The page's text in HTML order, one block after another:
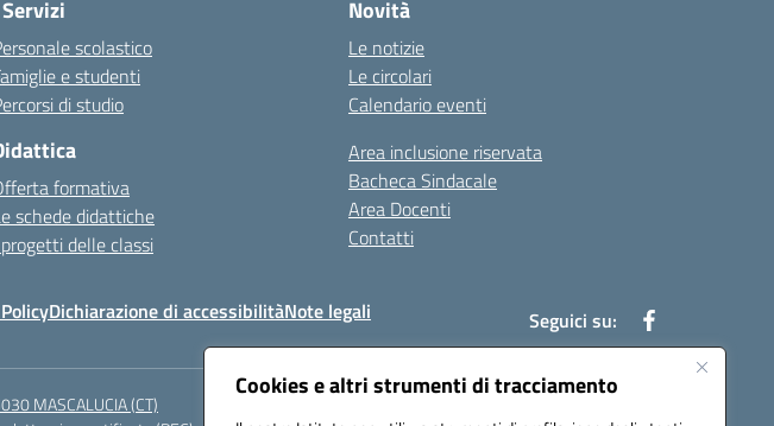
Cookies e altri strumenti di tracciamento
scolastico
e studenti
di studio
formativa
schede didattiche
delle classi
Novità
Le notizie
Le circolari
Calendario eventi
Area inclusione riservata
Bacheca Sindacale
Area Docenti
Contatti
Dichiarazione di accessibilitàNote legali Seguici su:
MASCALUCIA (CT)